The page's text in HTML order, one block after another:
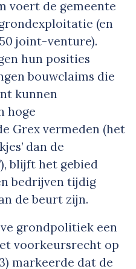
voert de gemeente
(en
joint-venture).
hun posities
bouwclaims die
kunnen
hoge
Grex vermeden (het
dan de
blijft het gebied
bedrijven tijdig
de beurt zijn.
grondpolitiek een
voorkeursrecht op
markeerde dat de